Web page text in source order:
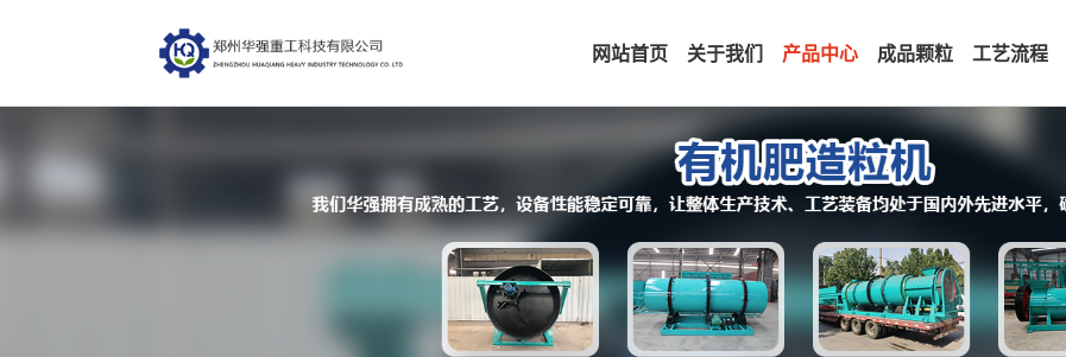
网站首页 关于我们 产品中心 成品颗粒 工艺流程